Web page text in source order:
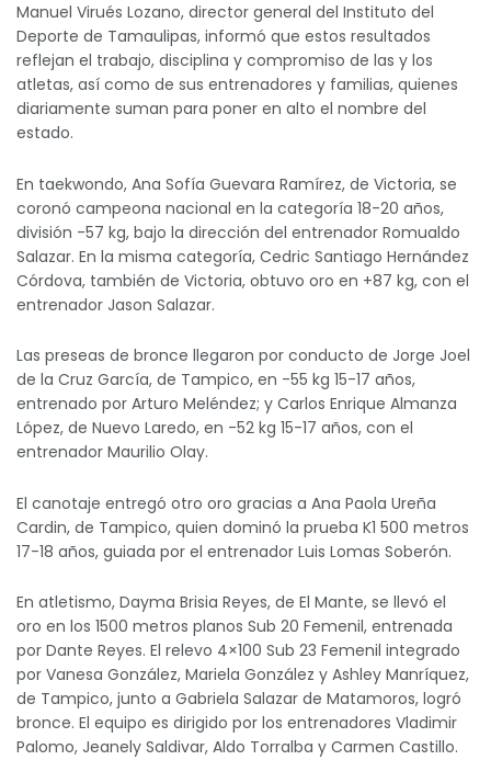
Manuel Virués Lozano, director general del Instituto del
Deporte de Tamaulipas, informó que estos resultados
reflejan el trabajo, disciplina y compromiso de las y los
atletas, así como de sus entrenadores y familias, quienes
diariamente suman para poner en alto el nombre del
estado.
En taekwondo, Ana Sofía Guevara Ramírez, de Victoria, se
coronó campeona nacional en la categoría 18-20 años,
división -57 kg, bajo la dirección del entrenador Romualdo
Salazar. En la misma categoría, Cedric Santiago Hernández
Córdova, también de Victoria, obtuvo oro en +87 kg, con el
entrenador Jason Salazar.
Las preseas de bronce llegaron por conducto de Jorge Joel
de la Cruz García, de Tampico, en -55 kg 15-17 años,
entrenado por Arturo Meléndez; y Carlos Enrique Almanza
López, de Nuevo Laredo, en -52 kg 15-17 años, con el
entrenador Maurilio Olay.
El canotaje entregó otro oro gracias a Ana Paola Ureña
Cardin, de Tampico, quien dominó la prueba K1 500 metros
17-18 años, guiada por el entrenador Luis Lomas Soberón.
En atletismo, Dayma Brisia Reyes, de El Mante, se llevó el
oro en los 1500 metros planos Sub 20 Femenil, entrenada
por Dante Reyes. El relevo 4×100 Sub 23 Femenil integrado
por Vanesa González, Mariela González y Ashley Manríquez,
de Tampico, junto a Gabriela Salazar de Matamoros, logró
bronce. El equipo es dirigido por los entrenadores Vladimir
Palomo, Jeanely Saldivar, Aldo Torralba y Carmen Castillo.